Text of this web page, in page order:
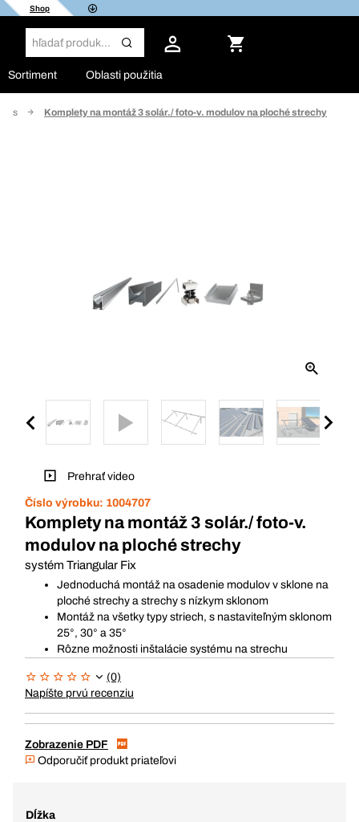
Shop
Sortiment Oblasti použitia
kits Komplety na montáž 3 solár./ foto-v. modulov na ploché strechy
Prehrať video
Číslo výrobku: 1004707
Komplety na montáž 3 solár./ foto-v.
modulov na ploché strechy
systém Triangular Fix
Jednoduchá montáž na osadenie modulov v sklone na
ploché strechy a strechy s nízkym sklonom
Montáž na všetky typy striech, s nastaviteľným sklonom
25°, 30° a 35°
Rôzne možnosti inštalácie systému na strechu
(0)
Napíšte prvú recenziu
Zobrazenie PDF
Odporučiť produkt priateľovi
Dĺžka